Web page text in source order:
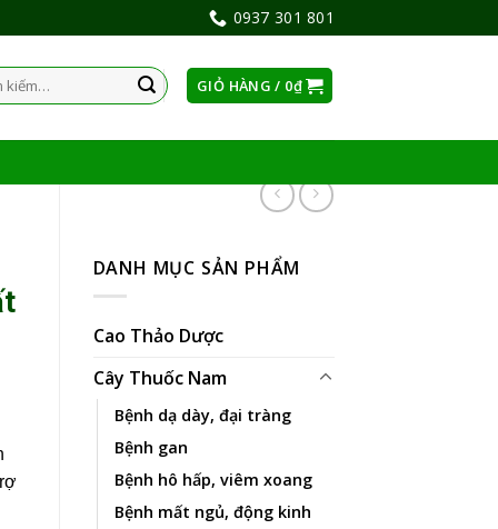
0937 301 801
GIỎ HÀNG / 0₫
DANH MỤC SẢN PHẨM
Cao Thảo Dược
Cây Thuốc Nam
Bệnh dạ dày, đại tràng
Bệnh gan
Bệnh hô hấp, viêm xoang
Bệnh mất ngủ, động kinh